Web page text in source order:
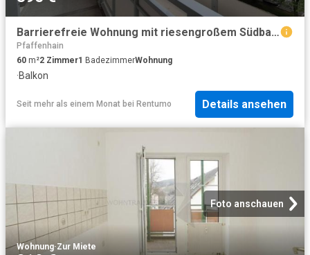
Barrierefreie Wohnung mit riesengroßem Südbalkon!
Pfaffenhain
60 m²2 Zimmer1 BadezimmerWohnung
·Balkon
Seit mehr als einem Monat bei Rentumo Details ansehen
Foto anschauen
Wohnung·Zur Miete